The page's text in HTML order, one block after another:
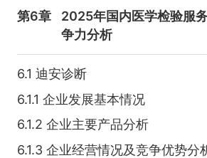
第6章
2025年国内医学检验服
争力分析
6.1 迪安诊断
6.1.1 企业发展基本情况
6.1.2 企业主要产品分析
6.1.3 企业经营情况及竞争优势分